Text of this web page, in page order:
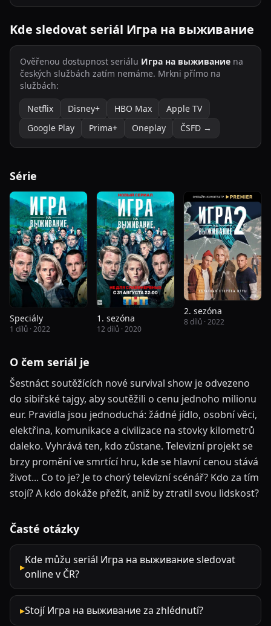
Kde sledovat seriál Игра на выживание
Ověřenou dostupnost seriálu Игра на выживание na
českých službách zatím nemáme. Mrkni přímo na
službách:
Netflix
Disney+ HBO Max
Apple TV
Google Play
Prima+ Oneplay ČSFD →
Série
Speciály
1 dílů · 2022
1. sezóna
12 dílů · 2020
2. sezóna
8 dílů · 2022
O čem seriál je
Šestnáct soutěžících nové survival show je odvezeno
do sibiřské tajgy, aby soutěžili o cenu jednoho milionu
eur. Pravidla jsou jednoduchá: žádné jídlo, osobní věci,
elektřina, komunikace a civilizace na stovky kilometrů
daleko. Vyhrává ten, kdo zůstane. Televizní projekt se
brzy promění ve smrtící hru, kde se hlavní cenou stává
život... Co to je? Je to chorý televizní scénář? Kdo za tím
stojí? A kdo dokáže přežít, aniž by ztratil svou lidskost?
Časté otázky
▸
Kde můžu seriál Игра на выживание sledovat
online v ČR?
▸Stojí Игра на выживание za zhlédnutí?